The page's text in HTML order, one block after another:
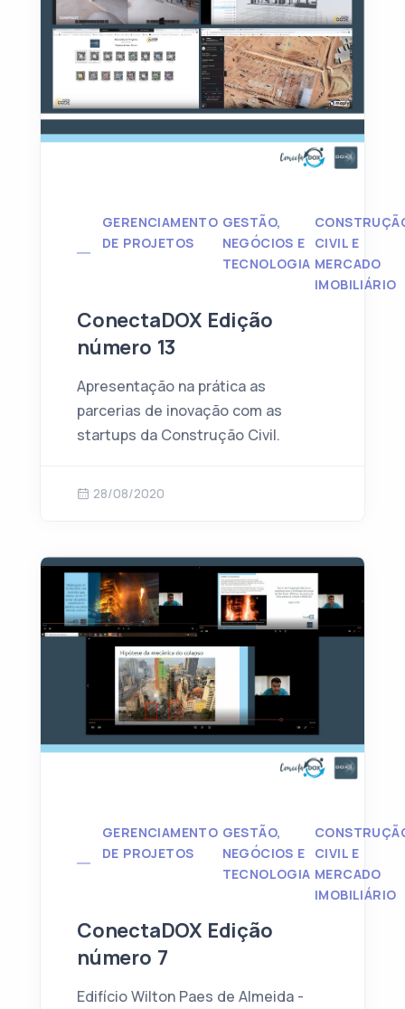
GERENCIAMENTO
DE PROJETOS
GESTÃO,
NEGÓCIOS E
TECNOLOGIA
CIVIL E
MERCADO
IMOBILIÁRIO
ConectaDOX Edição
número 13
Apresentação na prática as
parcerias de inovação com as
startups da Construção Civil.
28/08/2020
GERENCIAMENTO
DE PROJETOS
GESTÃO,
NEGÓCIOS E
TECNOLOGIA
CIVIL E
MERCADO
IMOBILIÁRIO
ConectaDOX Edição
número 7
Edifício Wilton Paes de Almeida -